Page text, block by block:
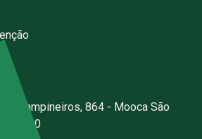
Campineiros, 864 - Mooca São
020